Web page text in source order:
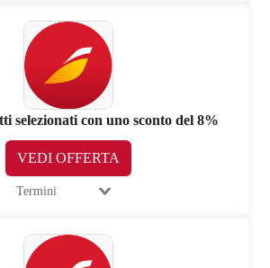
selezionati con uno sconto del 8%
VEDI OFFERTA
Termini